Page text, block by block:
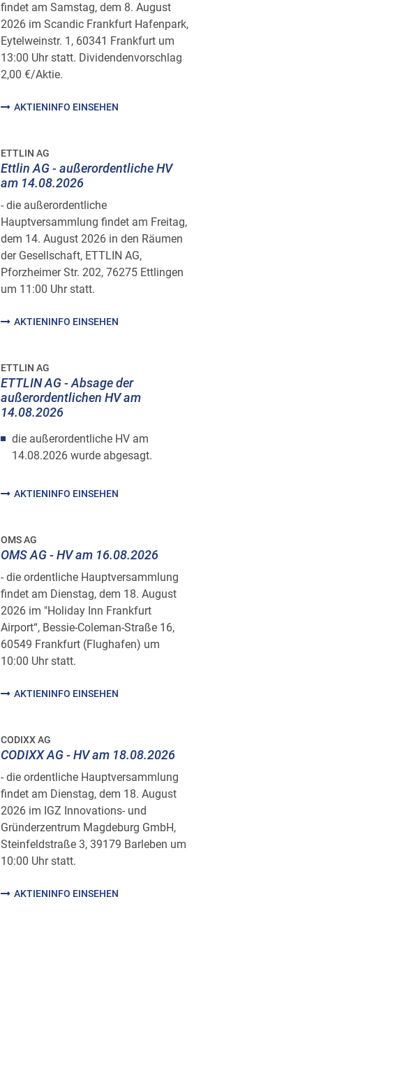
findet am Samstag, dem 8. August
2026 im Scandic Frankfurt Hafenpark,
Eytelweinstr. 1, 60341 Frankfurt um
13:00 Uhr statt. Dividendenvorschlag
2,00 €/Aktie.
AKTIENINFO EINSEHEN
ETTLIN AG
Ettlin AG - außerordentliche HV
am 14.08.2026
- die außerordentliche
Hauptversammlung findet am Freitag,
dem 14. August 2026 in den Räumen
der Gesellschaft, ETTLIN AG,
Pforzheimer Str. 202, 76275 Ettlingen
um 11:00 Uhr statt.
AKTIENINFO EINSEHEN
ETTLIN AG
ETTLIN AG - Absage der
außerordentlichen HV am
14.08.2026
die außerordentliche HV am
14.08.2026 wurde abgesagt.
AKTIENINFO EINSEHEN
OMS AG
OMS AG - HV am 16.08.2026
- die ordentliche Hauptversammlung
findet am Dienstag, dem 18. August
2026 im "Holiday Inn Frankfurt
Airport“, Bessie-Coleman-Straße 16,
60549 Frankfurt (Flughafen) um
10:00 Uhr statt.
AKTIENINFO EINSEHEN
CODIXX AG
CODIXX AG - HV am 18.08.2026
- die ordentliche Hauptversammlung
findet am Dienstag, dem 18. August
2026 im IGZ Innovations- und
Gründerzentrum Magdeburg GmbH,
Steinfeldstraße 3, 39179 Barleben um
10:00 Uhr statt.
AKTIENINFO EINSEHEN